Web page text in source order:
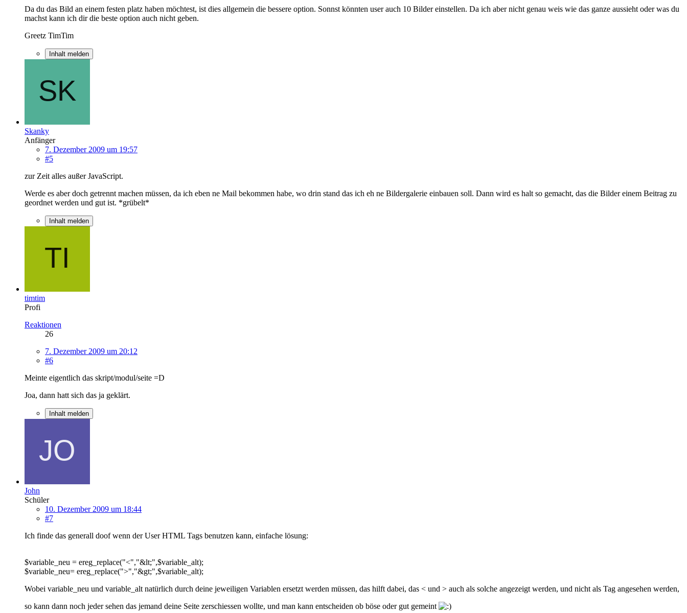
Da du das Bild an einem festen platz haben möchtest, ist dies allgemein die bessere option. Sonnst könnten user auch 10 Bilder einstellen. Da ich aber nicht genau weis wie das ganze aussieht oder was du
machst kann ich dir die beste option auch nicht geben.
Greetz TimTim
Inhalt melden
Skanky
Anfänger
7. Dezember 2009 um 19:57
#5
zur Zeit alles außer JavaScript.
Werde es aber doch getrennt machen müssen, da ich eben ne Mail bekommen habe, wo drin stand das ich eh ne Bildergalerie einbauen soll. Dann wird es halt so gemacht, das die Bilder einem Beitrag zu
geordnet werden und gut ist. *grübelt*
Inhalt melden
timtim
Profi
Reaktionen
26
7. Dezember 2009 um 20:12
#6
Meinte eigentlich das skript/modul/seite =D
Joa, dann hatt sich das ja geklärt.
Inhalt melden
John
Schüler
10. Dezember 2009 um 18:44
#7
Ich finde das generall doof wenn der User HTML Tags benutzen kann, einfache lösung:
$variable_neu = ereg_replace("<","&lt;",$variable_alt);
$variable_neu= ereg_replace(">","&gt;",$variable_alt);
Wobei variable_neu und variable_alt natürlich durch deine jeweiligen Variablen ersetzt werden müssen, das hilft dabei, das < und > auch als solche angezeigt werden, und nicht als Tag angesehen werden,
so kann dann noch jeder sehen das jemand deine Seite zerschiessen wollte, und man kann entscheiden ob böse oder gut gemeint